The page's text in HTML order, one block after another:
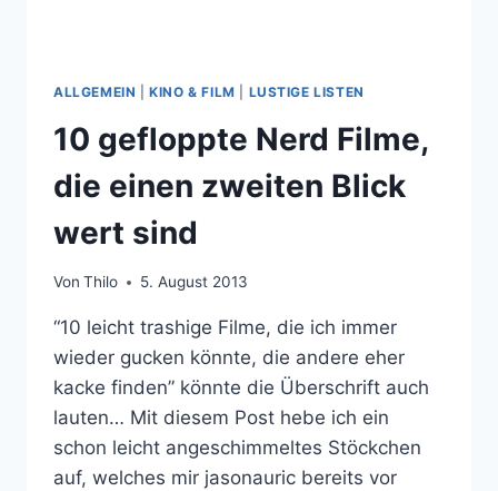
ALLGEMEIN |KINO & FILM LUSTIGE LISTEN
10 gefloppte Nerd Filme,
die einen zweiten Blick
wert sind
Von Thilo 5. August 2013
“10 leicht trashige Filme, die ich immer
wieder gucken könnte, die andere eher
kacke finden” könnte die Überschrift auch
lauten… Mit diesem Post hebe ich ein
schon leicht angeschimmeltes Stöckchen
auf, welches mir jasonauric bereits vor